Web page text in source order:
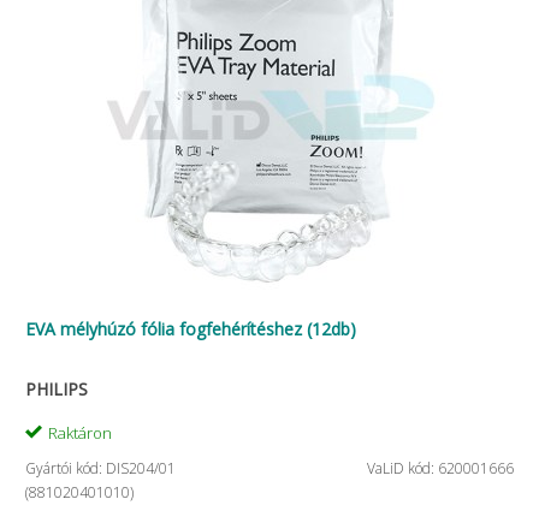
EVA mélyhúzó fólia fogfehérítéshez (12db)
PHILIPS
Raktáron
Gyártói kód: DIS204/01
(881020401010)
VaLiD kód: 620001666